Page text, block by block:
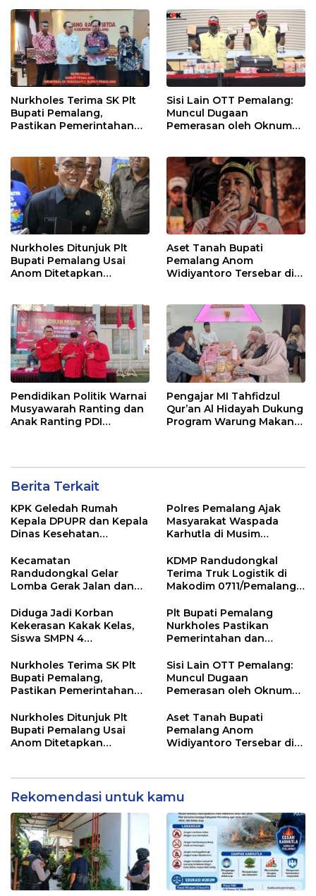
Nurkholes Terima SK Plt
Bupati Pemalang,
Pastikan Pemerintahan
Sisi Lain OTT Pemalang:
Muncul Dugaan
Pemerasan oleh Oknum
Nurkholes Ditunjuk Plt
Bupati Pemalang Usai
Anom Ditetapkan
Aset Tanah Bupati
Pemalang Anom
Widiyantoro Tersebar di
Pendidikan Politik Warnai
Musyawarah Ranting dan
Anak Ranting PDI
Pengajar MI Tahfidzul
Qur’an Al Hidayah Dukung
Program Warung Makan
Berita Terkait
KPK Geledah Rumah
Kepala DPUPR dan Kepala
Dinas Kesehatan
Polres Pemalang Ajak
Masyarakat Waspada
Karhutla di Musim
Kecamatan
Randudongkal Gelar
Lomba Gerak Jalan dan
HUT RI ke-81
KDMP Randudongkal
Terima Truk Logistik di
Makodim 0711/Pemalang
Desa
Diduga Jadi Korban
Kekerasan Kakak Kelas,
Siswa SMPN 4
Dunia
Plt Bupati Pemalang
Nurkholes Pastikan
Pemerintahan dan
Berjalan
Nurkholes Terima SK Plt
Bupati Pemalang,
Pastikan Pemerintahan
Sisi Lain OTT Pemalang:
Muncul Dugaan
Pemerasan oleh Oknum
Nurkholes Ditunjuk Plt
Bupati Pemalang Usai
Anom Ditetapkan
Aset Tanah Bupati
Pemalang Anom
Widiyantoro Tersebar di
Rekomendasi untuk kamu